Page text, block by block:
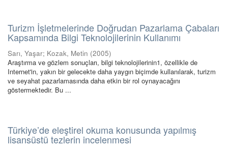
Turizm İşletmelerinde Doğrudan Pazarlama Çabaları
Kapsamında Bilgi Teknolojilerinin Kullanımı
Sarı, Yaşar; Kozak, Metin (2005)
Araştırma ve gözlem sonuçları, bilgi teknolojilerinin1, özellikle de
Internet'in, yakın bir gelecekte daha yaygın biçimde kullanılarak, turizm
ve seyahat pazarlamasında daha etkin bir rol oynayacağını
göstermektedir. Bu ...
Türkiye’de eleştirel okuma konusunda yapılmış
lisansüstü tezlerin incelenmesi